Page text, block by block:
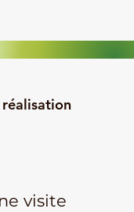
visite